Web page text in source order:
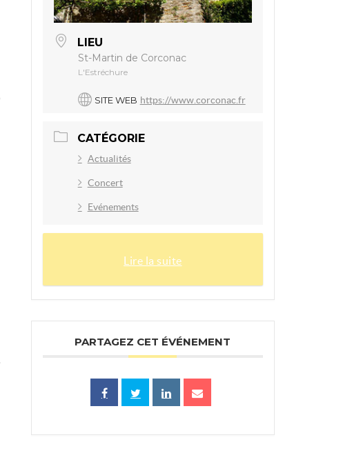
LIEU
St-Martin de Corconac
L'Estréchure
SITE WEB https://www.corconac.fr
CATÉGORIE
Actualités
Concert
Evénements
Lire la suite
PARTAGEZ CET ÉVÉNEMENT